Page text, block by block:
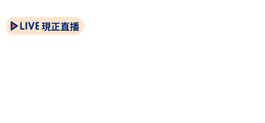
現正直播